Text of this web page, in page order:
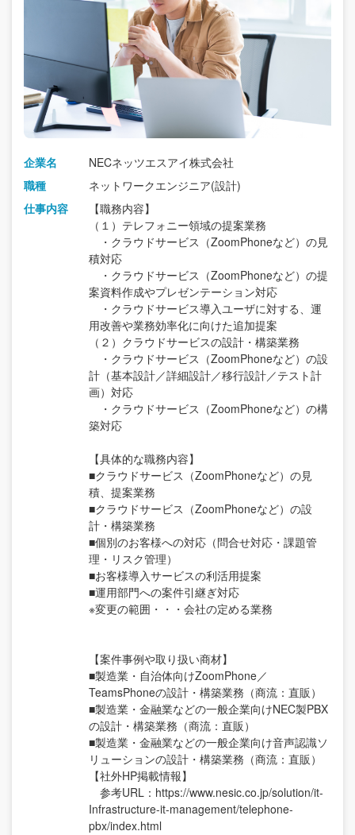
企業名
NECネッツエスアイ株式会社
職種
ネットワークエンジニア(設計)
仕事内容
【職務内容】
（１）テレフォニー領域の提案業務
・クラウドサービス（ZoomPhoneなど）の見
積対応
・クラウドサービス（ZoomPhoneなど）の提
案資料作成やプレゼンテーション対応
・クラウドサービス導入ユーザに対する、運
用改善や業務効率化に向けた追加提案
（２）クラウドサービスの設計・構築業務
・クラウドサービス（ZoomPhoneなど）の設
計（基本設計／詳細設計／移行設計／テスト計
画）対応
・クラウドサービス（ZoomPhoneなど）の構
築対応
【具体的な職務内容】
■クラウドサービス（ZoomPhoneなど）の見
積、提案業務
■クラウドサービス（ZoomPhoneなど）の設
計・構築業務
■個別のお客様への対応（問合せ対応・課題管
理・リスク管理）
■お客様導入サービスの利活用提案
■運用部門への案件引継ぎ対応
※変更の範囲・・・会社の定める業務
【案件事例や取り扱い商材】
■製造業・自治体向けZoomPhone／
TeamsPhoneの設計・構築業務（商流：直販）
■製造業・金融業などの一般企業向けNEC製PBX
の設計・構築業務（商流：直販）
■製造業・金融業などの一般企業向け音声認識ソ
リューションの設計・構築業務（商流：直販）
【社外HP掲載情報】
参考URL：https://www.nesic.co.jp/solution/it-
Infrastructure-it-management/telephone-
pbx/index.html